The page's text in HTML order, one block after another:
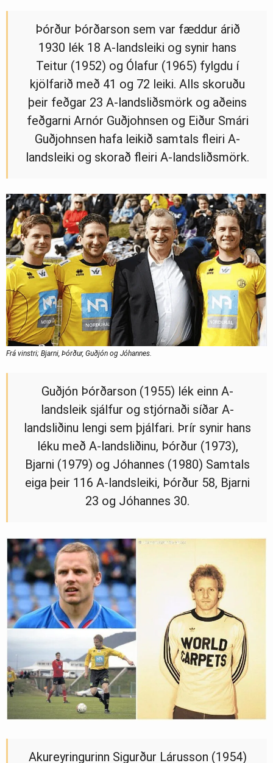
Þórður Þórðarson sem var fæddur árið
1930 lék 18 A-landsleiki og synir hans
Teitur (1952) og Ólafur (1965) fylgdu í
kjölfarið með 41 og 72 leiki. Alls skoruðu
þeir feðgar 23 A-landsliðsmörk og aðeins
feðgarni Arnór Guðjohnsen og Eiður Smári
Guðjohnsen hafa leikið samtals fleiri A-
landsleiki og skorað fleiri A-landsliðsmörk.
Frá vinstri; Bjarni, Þórður, Guðjón og Jóhannes.
Guðjón Þórðarson (1955) lék einn A-
landsleik sjálfur og stjórnaði síðar A-
landsliðinu lengi sem þjálfari. Þrír synir hans
léku með A-landsliðinu, Þórður (1973),
Bjarni (1979) og Jóhannes (1980) Samtals
eiga þeir 116 A-landsleiki, Þórður 58, Bjarni
23 og Jóhannes 30.
Akureyringurinn Sigurður Lárusson (1954)